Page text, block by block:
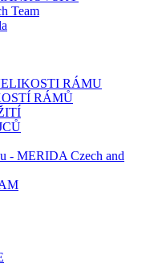
Team
RÁMU
RÁMŮ
- MERIDA Czech and